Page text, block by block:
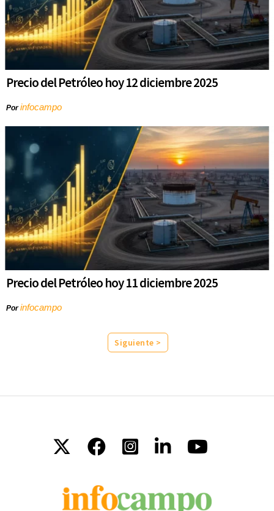
Precio del Petróleo hoy 12 diciembre 2025
Porinfocampo
Precio del Petróleo hoy 11 diciembre 2025
Porinfocampo
Siguiente >